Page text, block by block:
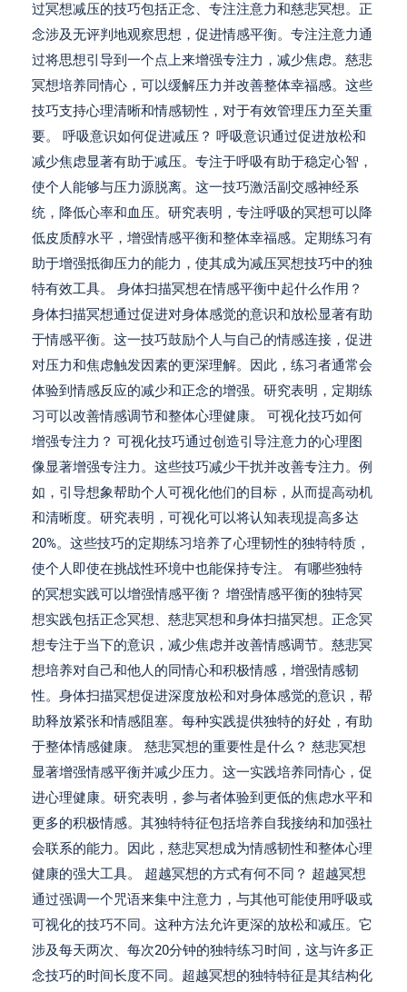
过冥想减压的技巧包括正念、专注注意力和慈悲冥想。正
念涉及无评判地观察思想，促进情感平衡。专注注意力通
过将思想引导到一个点上来增强专注力，减少焦虑。慈悲
冥想培养同情心，可以缓解压力并改善整体幸福感。这些
技巧支持心理清晰和情感韧性，对于有效管理压力至关重
要。 呼吸意识如何促进减压？ 呼吸意识通过促进放松和
减少焦虑显著有助于减压。专注于呼吸有助于稳定心智，
使个人能够与压力源脱离。这一技巧激活副交感神经系
统，降低心率和血压。研究表明，专注呼吸的冥想可以降
低皮质醇水平，增强情感平衡和整体幸福感。定期练习有
助于增强抵御压力的能力，使其成为减压冥想技巧中的独
特有效工具。 身体扫描冥想在情感平衡中起什么作用？
身体扫描冥想通过促进对身体感觉的意识和放松显著有助
于情感平衡。这一技巧鼓励个人与自己的情感连接，促进
对压力和焦虑触发因素的更深理解。因此，练习者通常会
体验到情感反应的减少和正念的增强。研究表明，定期练
习可以改善情感调节和整体心理健康。 可视化技巧如何
增强专注力？ 可视化技巧通过创造引导注意力的心理图
像显著增强专注力。这些技巧减少干扰并改善专注力。例
如，引导想象帮助个人可视化他们的目标，从而提高动机
和清晰度。研究表明，可视化可以将认知表现提高多达
20%。这些技巧的定期练习培养了心理韧性的独特特质，
使个人即使在挑战性环境中也能保持专注。 有哪些独特
的冥想实践可以增强情感平衡？ 增强情感平衡的独特冥
想实践包括正念冥想、慈悲冥想和身体扫描冥想。正念冥
想专注于当下的意识，减少焦虑并改善情感调节。慈悲冥
想培养对自己和他人的同情心和积极情感，增强情感韧
性。身体扫描冥想促进深度放松和对身体感觉的意识，帮
助释放紧张和情感阻塞。每种实践提供独特的好处，有助
于整体情感健康。 慈悲冥想的重要性是什么？ 慈悲冥想
显著增强情感平衡并减少压力。这一实践培养同情心，促
进心理健康。研究表明，参与者体验到更低的焦虑水平和
更多的积极情感。其独特特征包括培养自我接纳和加强社
会联系的能力。因此，慈悲冥想成为情感韧性和整体心理
健康的强大工具。 超越冥想的方式有何不同？ 超越冥想
通过强调一个咒语来集中注意力，与其他可能使用呼吸或
可视化的技巧不同。这种方法允许更深的放松和减压。它
涉及每天两次、每次20分钟的独特练习时间，这与许多正
念技巧的时间长度不同。超越冥想的独特特征是其结构化